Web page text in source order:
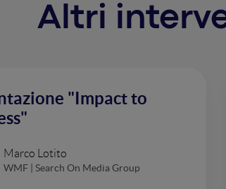
Altri
"Impact to
Marco Lotito
WMF | Search On Media Group